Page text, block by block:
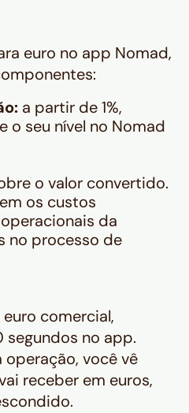
euro no app Nomad,
a partir de 1%,
o seu nível no Nomad
o valor convertido.
os custos
da
no processo de
comercial,
segundos no app.
você vê
receber em euros,